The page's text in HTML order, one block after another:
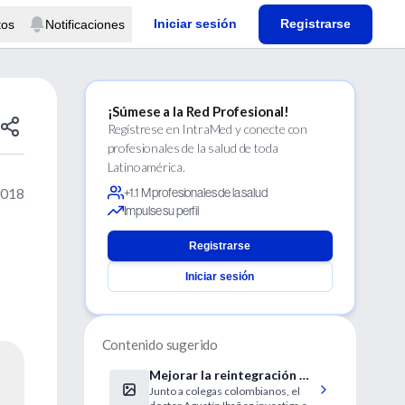
Notificaciones Iniciar sesión Registrarse
¡Súmese a la Red Profesional!
Regístrese en IntraMed y conecte con
profesionales de la salud de toda
Latinoamérica.
+1.1 M profesionales de la salud
Impulse su perfil
Registrarse
Iniciar sesión
Contenido sugerido
Mejorar la reintegración de
ex-guerrilleros y
Junto a colegas colombianos, el